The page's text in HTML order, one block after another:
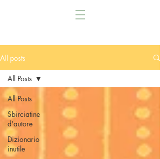
All posts
All Posts
Sbirciatine
d'autore
Dizionario
inutile
All Posts